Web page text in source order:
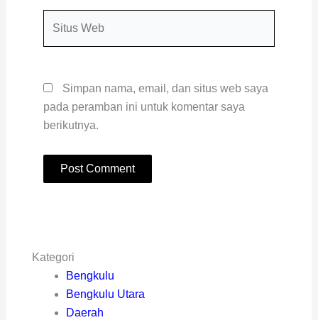
Simpan nama, email, dan situs web saya
pada peramban ini untuk komentar saya
berikutnya.
Kategori
Bengkulu
Bengkulu Utara
Daerah